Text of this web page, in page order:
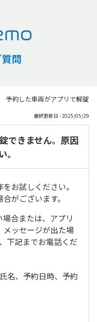
問
予約した車両がアプリで解錠
最終更新日 : 2025/05/29
できません。原因
。
お試しください。
がございます。
合または、アプリ
ッセージが出た場
下記までお電話くだ
名、予約日時、予約